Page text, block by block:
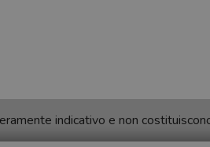
indicativo e non